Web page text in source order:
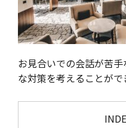
お見合いでの会話が苦
な対策を考えることがで